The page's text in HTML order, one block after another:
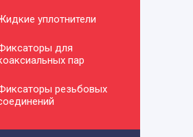
уплотнители
для
пар
резьбовых